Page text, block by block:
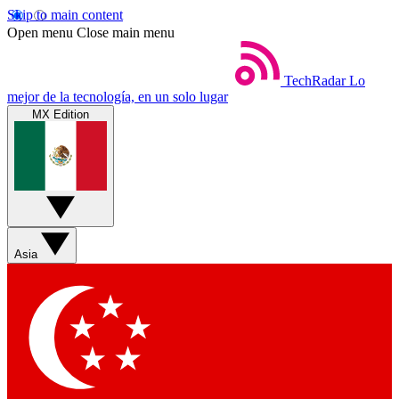
Skip to main content
Open menu Close main menu
TechRadar Lo
mejor de la tecnología, en un solo lugar
MX Edition
Asia